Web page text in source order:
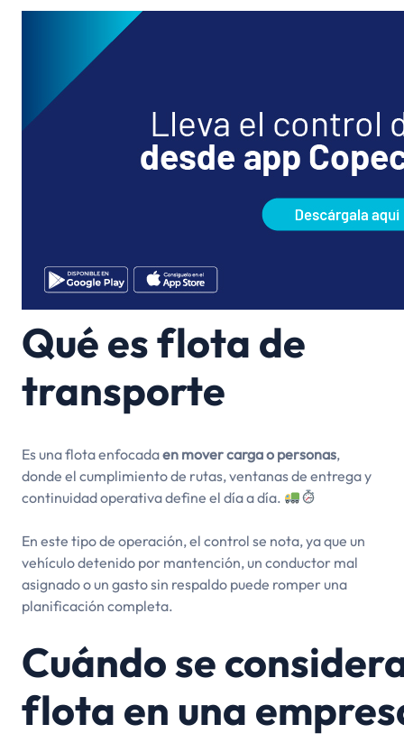
Qué es flota de
transporte
Es una flota enfocadaen mover carga o personas,
donde el cumplimiento de rutas, ventanas de entrega y
continuidad operativa define el día a día.
En este tipo de operación, el control se nota, ya que un
vehículo detenido por mantención, un conductor mal
asignado o un gasto sin respaldo puede romper una
planificación completa.
Cuándo se
flota en una